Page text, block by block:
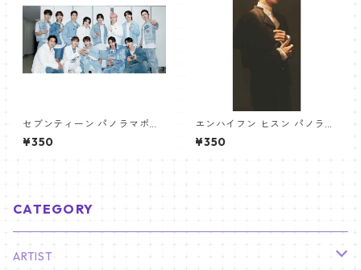
セブンティーン パノラマポス
ター (SEVENTEEN Poster) 70
0*330mm 【seventeen-0
¥350
エンハイフン ヒスン パノラマ
ポスター (ENHYPEN HEESEU
NG Poster) 700*330mm
¥350
CATEGORY
ARTIST